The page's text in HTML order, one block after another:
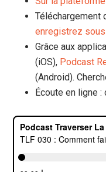
Téléchargement
enregistrez sous
Grâce aux
(iOS), Podcast
(Android).
Écoute en ligne